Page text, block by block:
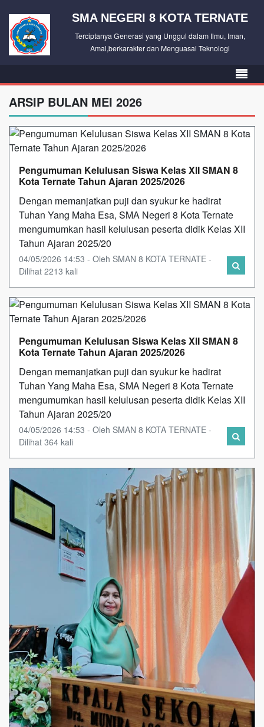
SMA NEGERI 8 KOTA TERNATE
Terciptanya Generasi yang Unggul dalam Ilmu, Iman,
Amal,berkarakter dan Menguasai Teknologi
ARSIP BULAN MEI 2026
Pengumuman Kelulusan Siswa Kelas XII SMAN 8
Kota Ternate Tahun Ajaran 2025/2026
Dengan memanjatkan puji dan syukur ke hadirat
Tuhan Yang Maha Esa, SMA Negeri 8 Kota Ternate
mengumumkan hasil kelulusan peserta didik Kelas XII
Tahun Ajaran 2025/20
04/05/2026 14:53 - Oleh SMAN 8 KOTA TERNATE -
Dilihat 2213 kali
Pengumuman Kelulusan Siswa Kelas XII SMAN 8
Kota Ternate Tahun Ajaran 2025/2026
Dengan memanjatkan puji dan syukur ke hadirat
Tuhan Yang Maha Esa, SMA Negeri 8 Kota Ternate
mengumumkan hasil kelulusan peserta didik Kelas XII
Tahun Ajaran 2025/20
04/05/2026 14:53 - Oleh SMAN 8 KOTA TERNATE -
Dilihat 364 kali